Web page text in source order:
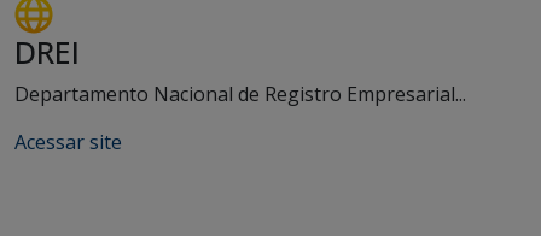
DREI
Departamento Nacional de Registro Empresarial...
Acessar site